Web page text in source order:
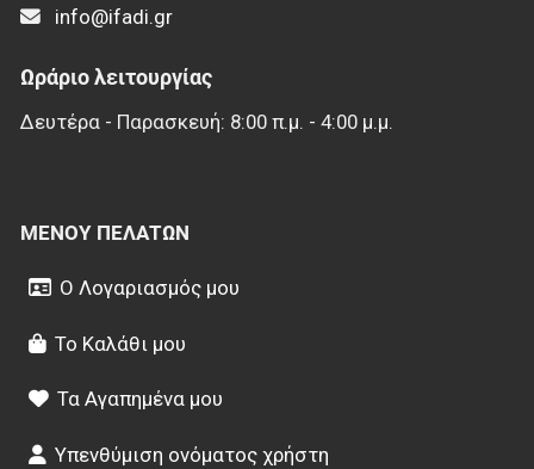
info@ifadi.gr
Ωράριο λειτουργίας
Δευτέρα - Παρασκευή: 8:00 π.μ. - 4:00 μ.μ.
ΜΕΝΟΎ ΠΕΛΑΤΏΝ
Ο Λογαριασμός μου
Το Καλάθι μου
Τα Αγαπημένα μου
Υπενθύμιση ονόματος χρήστη